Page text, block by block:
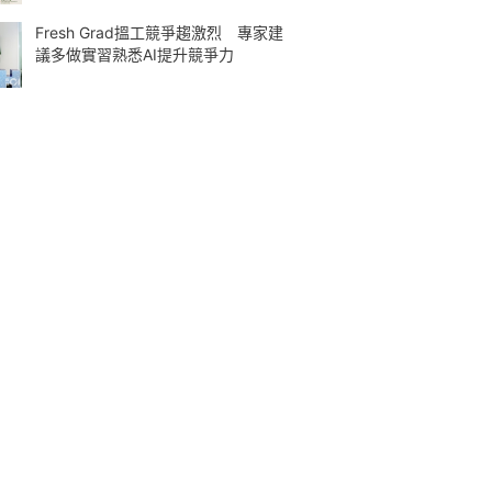
Fresh Grad搵工競爭趨激烈 專家建
議多做實習熟悉AI提升競爭力